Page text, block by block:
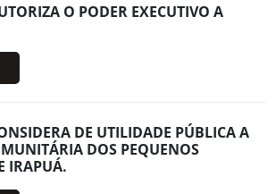
O PODER EXECUTIVO A
DE UTILIDADE PÚBLICA A
DOS PEQUENOS
IRAPUÁ.